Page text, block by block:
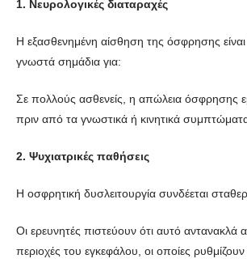
1. Νευρολογικές διαταραχές
Η εξασθενημένη αίσθηση της όσφρησης
γνωστά σημάδια για:
Σε πολλούς ασθενείς, η απώλεια όσφρησης
πριν από τα γνωστικά ή κινητικά
2. Ψυχιατρικές παθήσεις
Η οσφρητική δυσλειτουργία συνδέεται
Οι ερευνητές πιστεύουν ότι αυτό αντανακλά
περιοχές του εγκεφάλου, οι οποίες